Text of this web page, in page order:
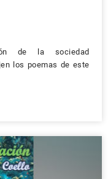
de la sociedad
los poemas de este